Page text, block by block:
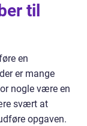
til
en
er mange
nogle være en
svært at
opgaven.